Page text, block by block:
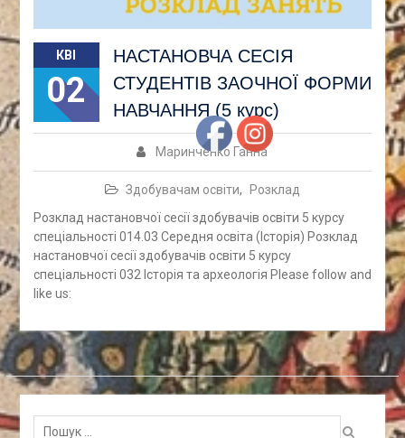
КВІ
02
НАСТАНОВЧА СЕСІЯ
СТУДЕНТІВ ЗАОЧНОЇ ФОРМИ
НАВЧАННЯ (5 курс)
Маринченко Ганна
Здобувачам освіти,
Розклад
Розклад настановчої сесії здобувачів освіти 5 курсу
спеціальності 014.03 Середня освіта (Історія) Розклад
настановчої сесії здобувачів освіти 5 курсу
спеціальності 032 Історія та археологія Please follow and
like us:
Пошук